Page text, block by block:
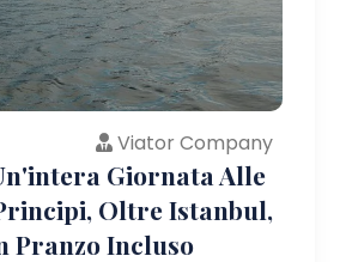
Viator Company
Giornata Alle
Oltre Istanbul,
Pranzo Incluso